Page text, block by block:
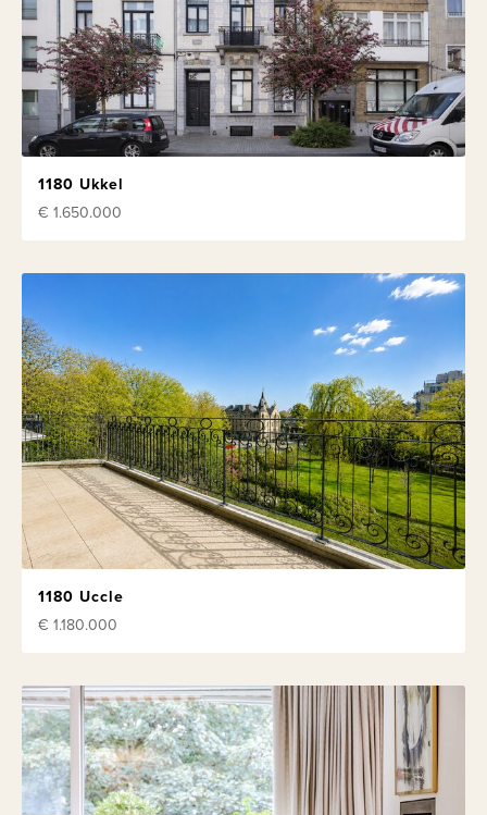
1180 Ukkel
€ 1.650.000
1180 Uccle
€ 1.180.000